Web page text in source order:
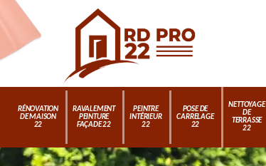
RÉNOVATION
DE MAISON
22
RAVALEMENT
PEINTURE
FAÇADE 22
PEINTRE
INTÉRIEUR
22
POSE DE
CARRELAGE
22
NETTOYAGE
DE
TERRASSE
22